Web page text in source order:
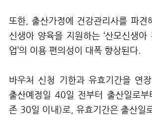
또한 출산가정에 건강관리사를 파견
신생아 양육을 지원하는 ‘산모신생아
업’의 이용 편의성이 대폭 향상된다.
바우처 신청 기한과 유효기간을 연장
출산예정일 40일 전부터 출산일로부
존 30일 이내 )로 유효기간은 출산일